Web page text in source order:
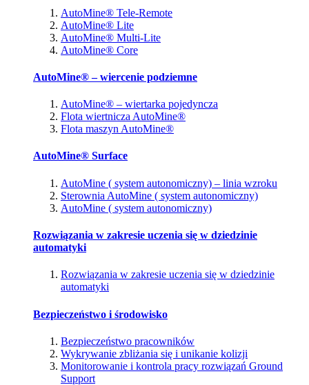
AutoMine® Tele-Remote
AutoMine® Lite
AutoMine® Multi-Lite
AutoMine® Core
AutoMine® – wiercenie podziemne
AutoMine® – wiertarka pojedyncza
Flota wiertnicza AutoMine®
Flota maszyn AutoMine®
AutoMine® Surface
AutoMine ( system autonomiczny) – linia wzroku
Sterownia AutoMine ( system autonomiczny)
AutoMine ( system autonomiczny)
Rozwiązania w zakresie uczenia się w dziedzinie
automatyki
Rozwiązania w zakresie uczenia się w dziedzinie
automatyki
Bezpieczeństwo i środowisko
Bezpieczeństwo pracowników
Wykrywanie zbliżania się i unikanie kolizji
Monitorowanie i kontrola pracy rozwiązań Ground
Support